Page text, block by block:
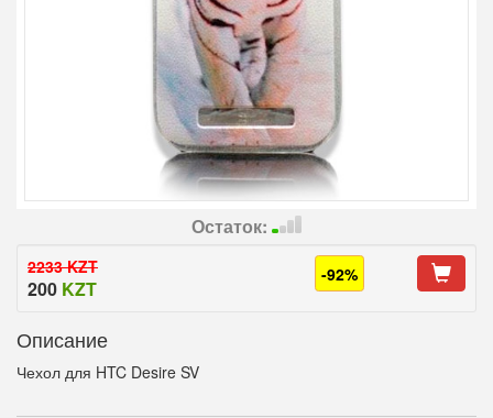
Остаток:
2233 KZT
200 KZT
-92%
Описание
Чехол для HTC Desire SV